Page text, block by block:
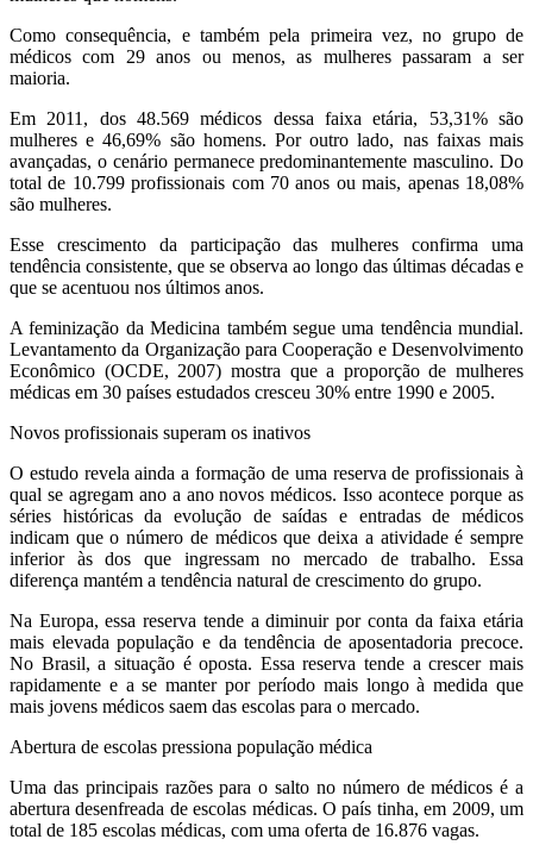
Como consequência, e também pela primeira vez, no grupo de
médicos com 29 anos ou menos, as mulheres passaram a ser
maioria.
Em 2011, dos 48.569 médicos dessa faixa etária, 53,31% são
mulheres e 46,69% são homens. Por outro lado, nas faixas mais
avançadas, o cenário permanece predominantemente masculino. Do
total de 10.799 profissionais com 70 anos ou mais, apenas 18,08%
são mulheres.
Esse crescimento da participação das mulheres confirma uma
tendência consistente, que se observa ao longo das últimas décadas e
que se acentuou nos últimos anos.
A feminização da Medicina também segue uma tendência mundial.
Levantamento da Organização para Cooperação e Desenvolvimento
Econômico (OCDE, 2007) mostra que a proporção de mulheres
médicas em 30 países estudados cresceu 30% entre 1990 e 2005.
Novos profissionais superam os inativos
O estudo revela ainda a formação de uma reserva de profissionais à
qual se agregam ano a ano novos médicos. Isso acontece porque as
séries históricas da evolução de saídas e entradas de médicos
indicam que o número de médicos que deixa a atividade é sempre
inferior às dos que ingressam no mercado de trabalho. Essa
diferença mantém a tendência natural de crescimento do grupo.
Na Europa, essa reserva tende a diminuir por conta da faixa etária
mais elevada população e da tendência de aposentadoria precoce.
No Brasil, a situação é oposta. Essa reserva tende a crescer mais
rapidamente e a se manter por período mais longo à medida que
mais jovens médicos saem das escolas para o mercado.
Abertura de escolas pressiona população médica
Uma das principais razões para o salto no número de médicos é a
abertura desenfreada de escolas médicas. O país tinha, em 2009, um
total de 185 escolas médicas, com uma oferta de 16.876 vagas.